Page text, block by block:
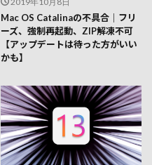
Mac OS Catalinaの不具合｜フリ
ーズ、強制再起動、ZIP解凍不可
【アップデートは待った方がいい
かも】